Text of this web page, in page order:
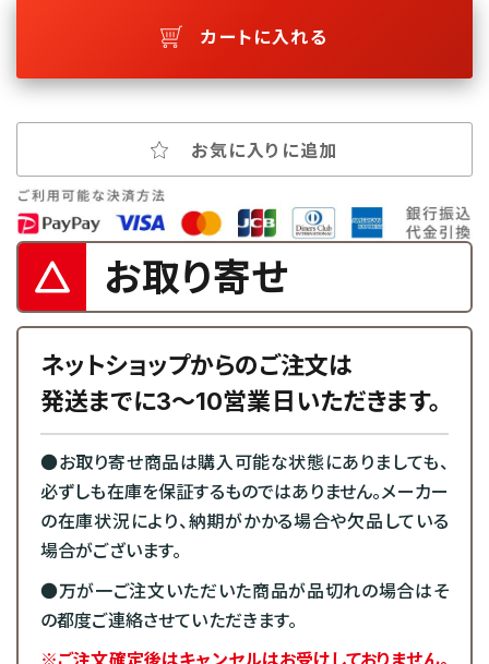
カートに入れる
お気に入りに追加
お取り寄せ
ネットショップからのご注文は
発送までに3～10営業日いただきます。
●お取り寄せ商品は購入可能な状態にありましても、
必ずしも在庫を保証するものではありません。メーカー
の在庫状況により、納期がかかる場合や欠品している
場合がございます。
●万が一ご注文いただいた商品が品切れの場合はそ
の都度ご連絡させていただきます。